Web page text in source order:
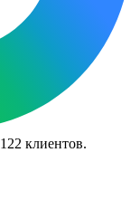
122 клиентов.